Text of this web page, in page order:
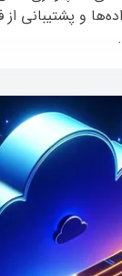
و پشتیبانی از